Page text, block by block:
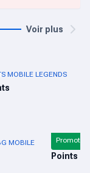
Voir plus
MOBILE LEGENDS
MOBILE
CALL OF
Promotion